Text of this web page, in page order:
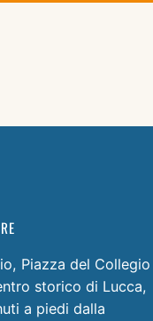
Piazza del Collegio
storico di Lucca,
a piedi dalla